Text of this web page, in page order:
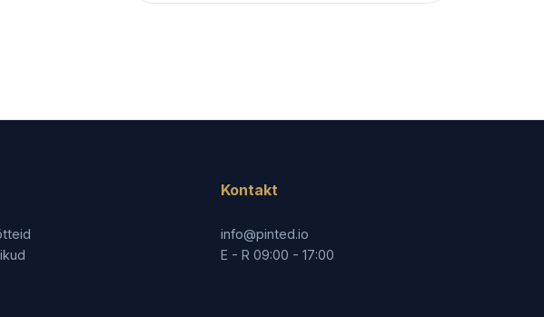
Kontakt
info@pinted.io
E - R 09:00 - 17:00